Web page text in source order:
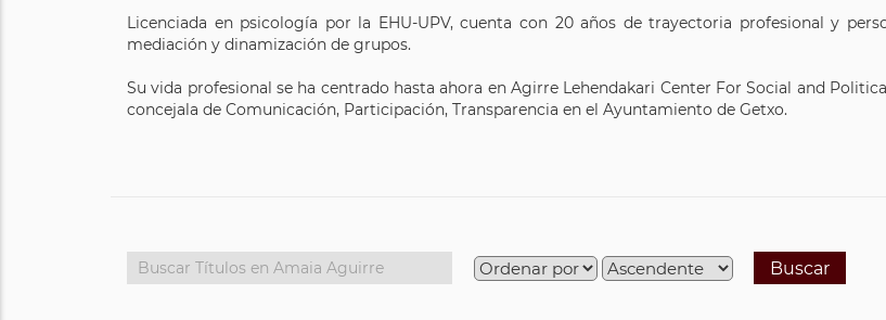
Licenciada en psicología por la EHU-UPV, cuenta con 20 años de trayectoria profesional y
mediación y dinamización de grupos.
Su vida profesional se ha centrado hasta ahora en Agirre Lehendakari Center For Social and
concejala de Comunicación, Participación, Transparencia en el Ayuntamiento de Getxo.
Buscar